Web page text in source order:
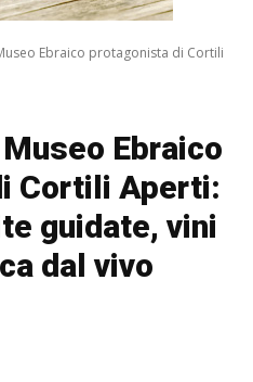
Ebraico protagonista di Cortili
Ebraico
Cortili Aperti:
guidate, vini
dal vivo